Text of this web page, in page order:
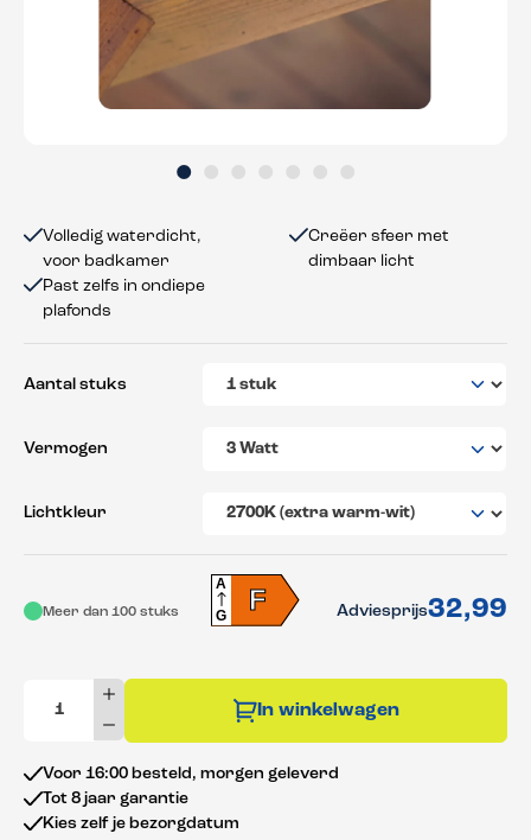
Volledig waterdicht,
voor badkamer
Creëer sfeer met
dimbaar licht
Past zelfs in ondiepe
plafonds
Aantal stuks
Vermogen
Lichtkleur
Meer dan 100 stuks F
A
G
Adviesprijs32,99
In winkelwagen
Voor 16:00 besteld, morgen geleverd
Tot 8 jaar garantie
Kies zelf je bezorgdatum